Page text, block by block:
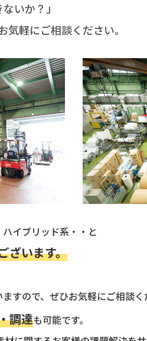
いか？」
軽にご相談ください。
イブリッド系・・と
ざいます。
すので、ぜひお気軽にご相談く
調達も可能です。